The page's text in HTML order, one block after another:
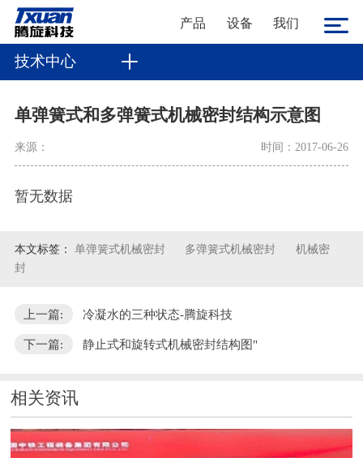
产品 设备 我们
技术中心
单弹簧式和多弹簧式机械密封结构示意图
来源： 时间：2017-06-26
暂无数据
本文标签： 单弹簧式机械密封 多弹簧式机械密封
机械密
封
上一篇: 冷凝水的三种状态-腾旋科技
下一篇: 静止式和旋转式机械密封结构图"
相关资讯